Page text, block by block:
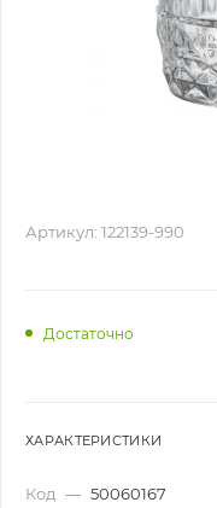
Артикул: 122139-990
Достаточно
ХАРАКТЕРИСТИКИ
Код — 50060167